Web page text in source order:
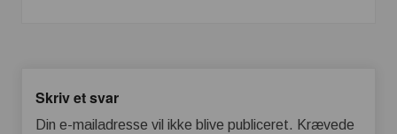
Skriv et svar
Din e-mailadresse vil ikke blive publiceret. Krævede